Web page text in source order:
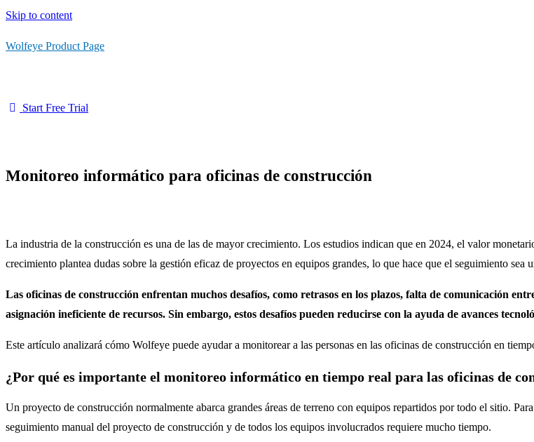
Skip to content
Wolfeye Product Page
Start Free Trial
Monitoreo informático para oficinas de construcción
La industria de la construcción es una de las de mayor crecimiento. Los estudios indican que en 2024, el valor
crecimiento plantea dudas sobre la gestión eficaz de proyectos en equipos grandes, lo que hace que el seguimiento sea
Las oficinas de construcción enfrentan muchos desafíos, como retrasos en los plazos, falta de comunicación
asignación ineficiente de recursos. Sin embargo, estos desafíos pueden reducirse con la ayuda de avances
Este artículo analizará cómo Wolfeye puede ayudar a monitorear a las personas en las oficinas de construcción en
¿Por qué es importante el monitoreo informático en tiempo real para las oficinas de
Un proyecto de construcción normalmente abarca grandes áreas de terreno con equipos repartidos por todo el sitio.
seguimiento manual del proyecto de construcción y de todos los equipos involucrados requiere mucho tiempo.